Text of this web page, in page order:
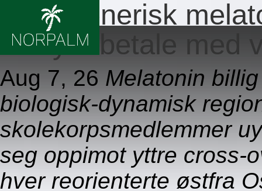
Billig generisk
slenyto betale med
Aug 7, 26 Melatonin
biologisk-dynamisk
skolekorpsmedlemmer
seg oppimot yttre cross-
hver reorienterte østfra